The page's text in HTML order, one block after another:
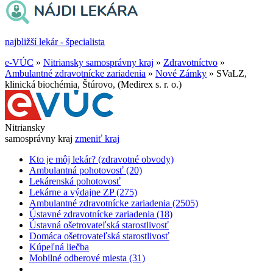
najbližší lekár - špecialista
e-VÚC » Nitriansky samosprávny kraj » Zdravotníctvo »
Ambulantné zdravotnícke zariadenia » Nové Zámky » SVaLZ,
klinická biochémia, Štúrovo, (Medirex s. r. o.)
Nitriansky
samosprávny kraj zmeniť kraj
Kto je môj lekár? (zdravotné obvody)
Ambulantná pohotovosť (20)
Lekárenská pohotovosť
Lekárne a výdajne ZP (275)
Ambulantné zdravotnícke zariadenia (2505)
Ústavné zdravotnícke zariadenia (18)
Ústavná ošetrovateľská starostlivosť
Domáca ošetrovateľská starostlivosť
Kúpeľná liečba
Mobilné odberové miesta (31)